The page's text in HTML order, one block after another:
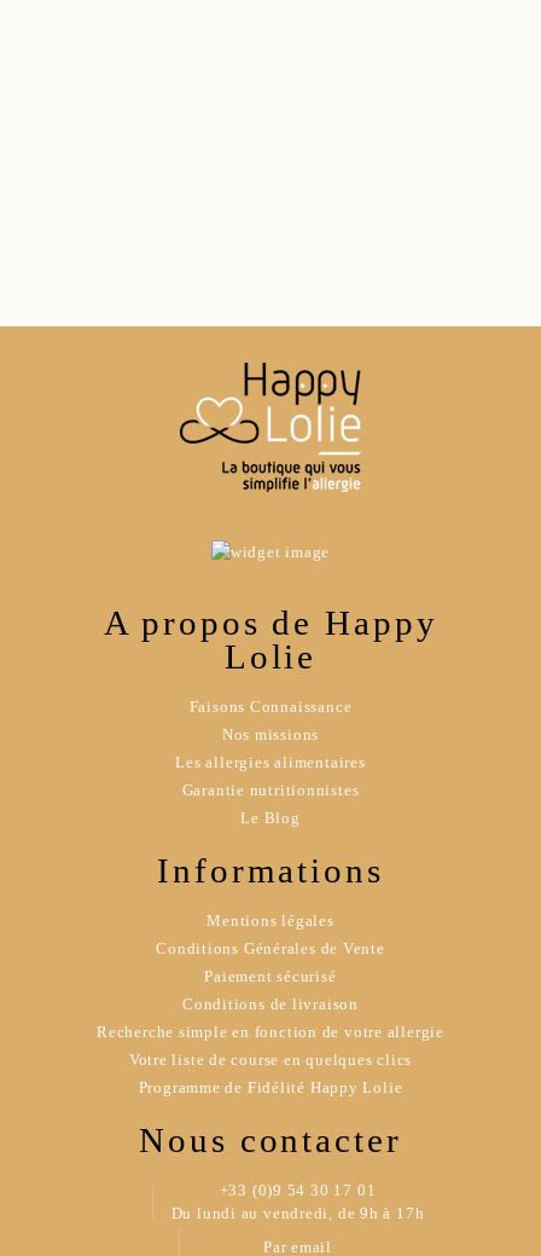
A propos de Happy
Lolie
Faisons Connaissance
Nos missions
Les allergies alimentaires
Garantie nutritionnistes
Le Blog
Informations
Mentions légales
Conditions Générales de Vente
Paiement sécurisé
Conditions de livraison
Recherche simple en fonction de votre allergie
Votre liste de course en quelques clics
Programme de Fidélité Happy Lolie
Nous contacter
+33 (0)9 54 30 17 01
Du lundi au vendredi, de 9h à 17h
Par email